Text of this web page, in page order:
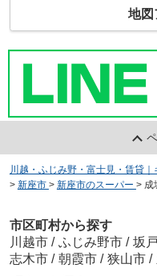
地図
川越・ふじみ野・富士見・賃貸
> 新座市 > 新座市のスーパー > 成
市区町村から探す
川越市 / ふじみ野市 / 坂
志木市 / 朝霞市 / 狭山市 /